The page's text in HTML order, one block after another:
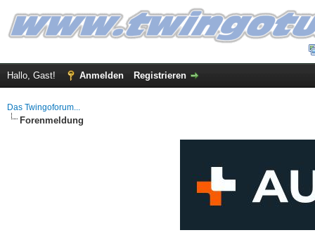
Hallo, Gast! Anmelden Registrieren
Das Twingoforum...
Forenmeldung